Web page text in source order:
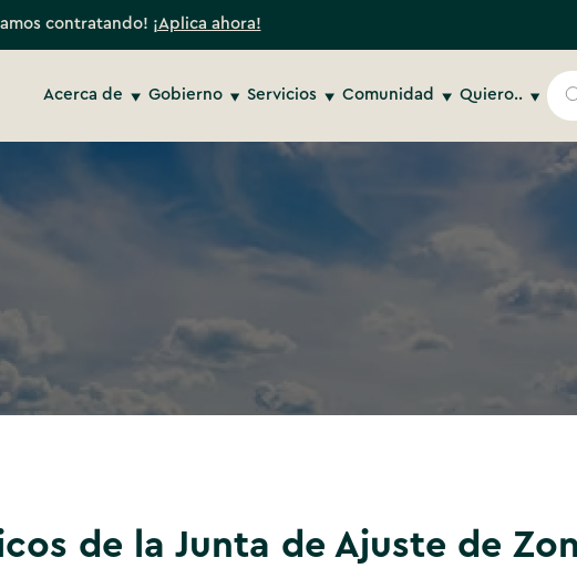
contratando! ¡Aplica ahora!
Acerca de Gobierno Servicios Comunidad Quiero..
de la Junta de Ajuste de